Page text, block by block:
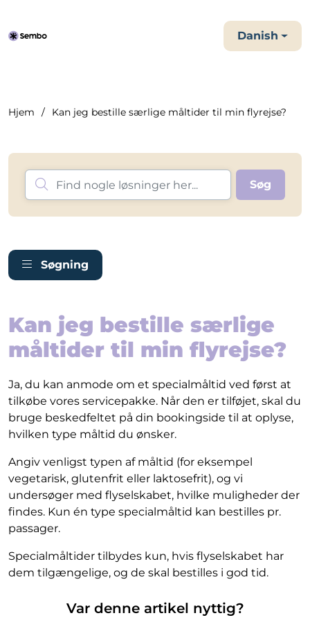
Danish
Hjem Kan jeg bestille særlige måltider til min flyrejse?
Søgning
Kan jeg bestille særlige
måltider til min flyrejse?
Ja, du kan anmode om et specialmåltid ved først at
tilkøbe vores servicepakke. Når den er tilføjet, skal du
bruge beskedfeltet på din bookingside til at oplyse,
hvilken type måltid du ønsker.
Angiv venligst typen af måltid (for eksempel
vegetarisk, glutenfrit eller laktosefrit), og vi
undersøger med flyselskabet, hvilke muligheder der
findes. Kun én type specialmåltid kan bestilles pr.
passager.
Specialmåltider tilbydes kun, hvis flyselskabet har
dem tilgængelige, og de skal bestilles i god tid.
Var denne artikel nyttig?